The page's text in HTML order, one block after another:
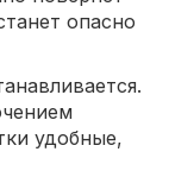
опасно
удобные,